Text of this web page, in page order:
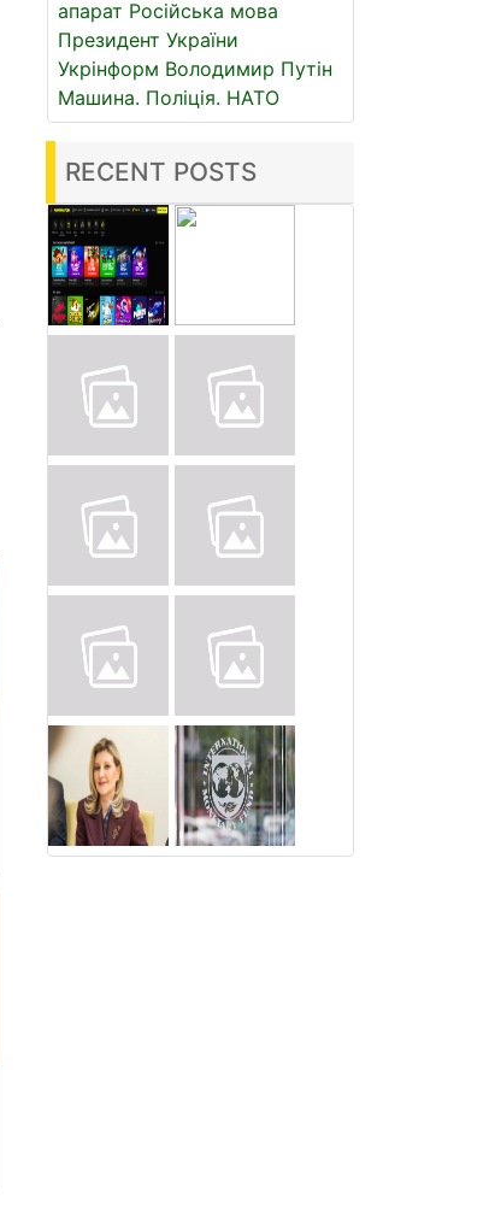
апарат Російська мова
Президент України
Укрінформ Володимир Путін
Машина. Поліція. НАТО
RECENT POSTS